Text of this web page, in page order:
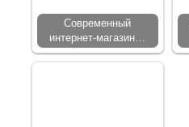
Современный
интернет-магазин…